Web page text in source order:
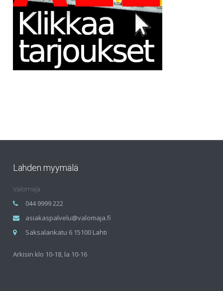
Lahden myymälä
Valomaja
044 9999 222
asiakaspalvelu@valomaja.fi
Saksalankatu 6 15100 Lahti
Arkisin klo 10-18, la 10-16